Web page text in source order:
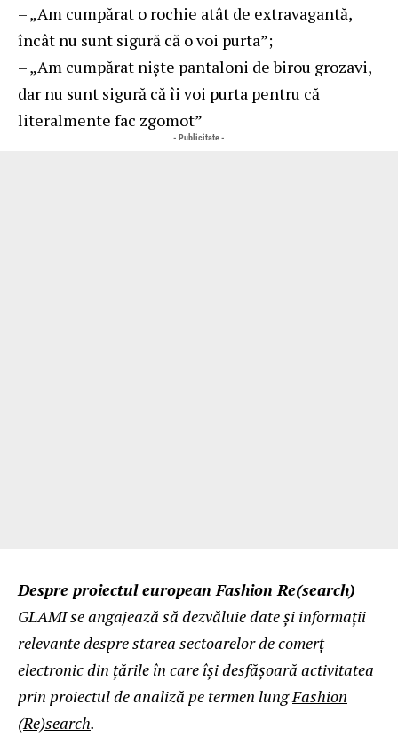
– „Am cumpărat o rochie atât de extravagantă,
încât nu sunt sigură că o voi purta”;
– „Am cumpărat niște pantaloni de birou grozavi,
dar nu sunt sigură că îi voi purta pentru că
literalmente fac zgomot”
- Publicitate -
Despre proiectul european Fashion Re(search)
GLAMI se angajează să dezvăluie date și informații
relevante despre starea sectoarelor de comerț
electronic din țările în care își desfășoară activitatea
prin proiectul de analiză pe termen lungFashion
(Re)search.